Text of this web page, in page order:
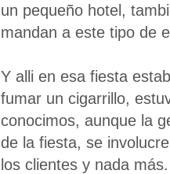
un pequeño hotel,
mandan a este tipo de
Y alli en esa fiesta
fumar un cigarrillo,
conocimos, aunque la
de la fiesta, se
los clientes y nada